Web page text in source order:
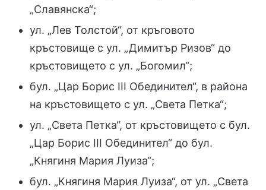
„Славянска“;
ул. „Лев Толстой“, от кръговото
кръстовище с ул. „Димитър Ризов“ до
кръстовището с ул. „Богомил“;
бул. „Цар Борис III Oбединител“, в района
на кръстовището с ул. „Света Петка“;
ул. „Света Петка“, от кръстовището с бул.
„Цар Борис III Oбединител“ до бул.
„Княгиня Мария Луиза“;
бул. „Княгиня Мария Луиза“, от ул. „Света